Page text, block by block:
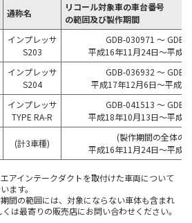
通称名
リコール対象車の車台番号
の範囲及び製作期間
インプレッサ
S203
GDB-030971 ～ GDB-
平成16年11月24日～平成
インプレッサ
S204
GDB-036932 ～ GDB-
平成17年12月6日～平成
インプレッサ
TYPE RA-R
GDB-041513 ～ GDB-
平成18年10月13日～平成
(計3車種)
(製作期間の全体の
平成16年11月24日～平成
アインテークダクトを取付けた車両について
ます。
間の範囲には、対象にならない車体も含まれ
は最寄りの販売店にお問い合わせください。